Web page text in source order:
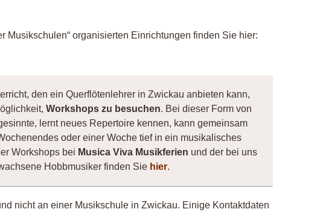
Musikschulen“ organisierten Einrichtungen finden Sie hier:
den ein Querflötenlehrer in Zwickau anbieten kann,
Workshops zu besuchen. Bei dieser Form von
lernt neues Repertoire kennen, kann gemeinsam
oder einer Woche tief in ein musikalisches
Workshops bei Musica Viva Musikferien und der bei uns
Hobbmusiker finden Sie hier.
nicht an einer Musikschule in Zwickau. Einige Kontaktdaten